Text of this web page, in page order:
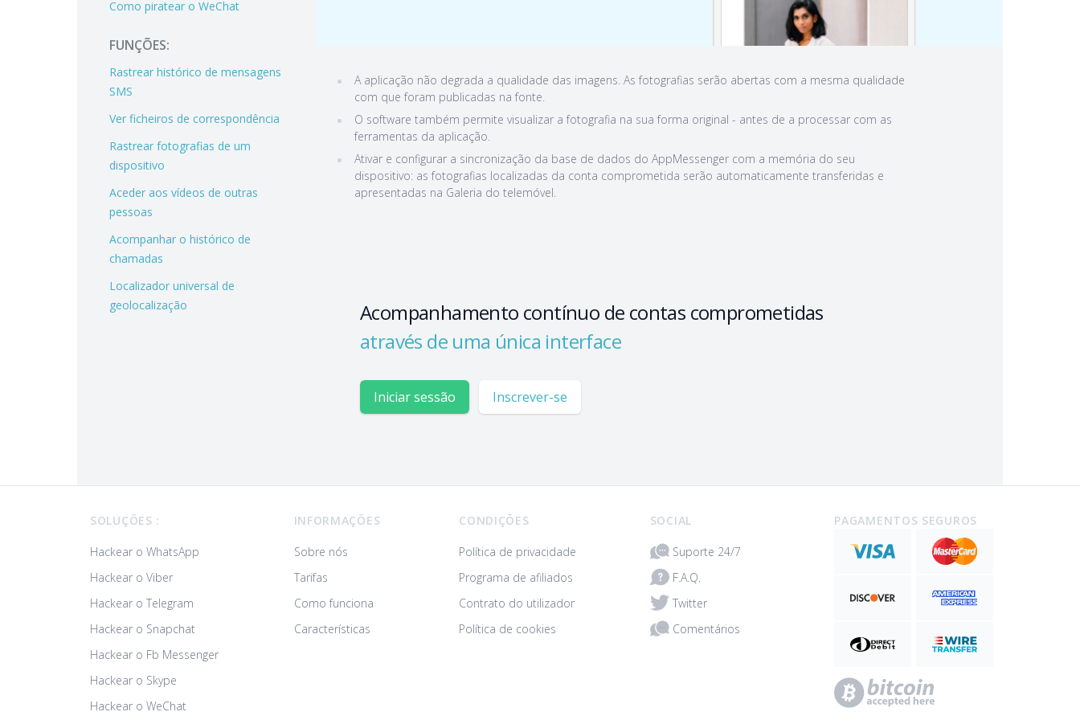
Como piratear o WeChat
FUNÇÕES:
Rastrear histórico de mensagens
SMS
Ver ficheiros de correspondência
Rastrear fotografias de um
dispositivo
Aceder aos vídeos de outras
pessoas
Acompanhar o histórico de
chamadas
Localizador universal de
geolocalização
A aplicação não degrada a qualidade das imagens. As fotografias serão abertas com a mesma qualidade
com que foram publicadas na fonte.
O software também permite visualizar a fotografia na sua forma original - antes de a processar com as
ferramentas da aplicação.
Ativar e configurar a sincronização da base de dados do AppMessenger com a memória do seu
dispositivo: as fotografias localizadas da conta comprometida serão automaticamente transferidas e
apresentadas na Galeria do telemóvel.
Acompanhamento contínuo de contas comprometidas
através de uma única interface
Iniciar sessão Inscrever-se
SOLUÇÕES :
Hackear o WhatsApp
Hackear o Viber
Hackear o Telegram
Hackear o Snapchat
Hackear o Fb Messenger
Hackear o Skype
Hackear o WeChat
INFORMAÇÕES
Sobre nós
Tarifas
Como funciona
Características
CONDIÇÕES
Política de privacidade
Programa de afiliados
Contrato do utilizador
Política de cookies
SOCIAL
Suporte 24/7
F.A.Q.
Twitter
Comentários
PAGAMENTOS SEGUROS